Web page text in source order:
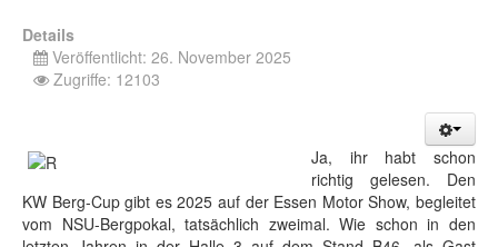
Details
Veröffentlicht: 26. November 2025
Zugriffe: 12103
Ja, ihr habt schon
richtig gelesen. Den
KW Berg-Cup gibt es 2025 auf der Essen Motor Show, begleitet
vom NSU-Bergpokal, tatsächlich zweimal. Wie schon in den